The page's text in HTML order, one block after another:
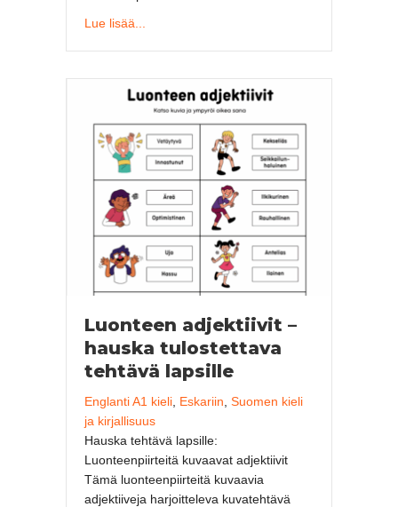
Lue lisää...
Luonteen adjektiivit –
hauska tulostettava
tehtävä lapsille
Englanti A1 kieli Eskariin Suomen kieli
ja kirjallisuus
Hauska tehtävä lapsille:
Luonteenpiirteitä kuvaavat adjektiivit
Tämä luonteenpiirteitä kuvaavia
adjektiiveja harjoitteleva kuvatehtävä